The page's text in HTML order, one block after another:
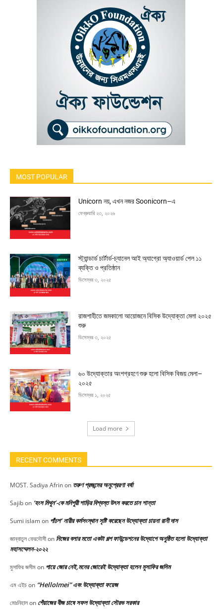
MOST POPULAR
Unicorn নয়, এখন নজর Soonicorn–এ
ফেব্রুয়ারি ২৩, ২০২৬
স্ট্যান্ডার্ড চার্টার্ড-চ্যানেল আই অ্যাগ্রো অ্যাওয়ার্ড পেল ১১
ব্যক্তি ও প্রতিষ্ঠান
ডিসেম্বর ৩, ২০২৫
রাজশাহীতে জমকালো আয়োজনে বিসিক উদ্যোক্তা মেলা ২০২৫
শুরু
ডিসেম্বর ৩, ২০২৫
৬০ উদ্যোক্তার অংশগ্রহণে শুরু হলো বিসিক বিজয় মেলা–
২০২৫
ডিসেম্বর ১, ২০২৫
Load more
RECENT COMMENTS
MOST. Sadiya Afrinon তরুণ প্রজন্মের অনুপ্রেরণা বর্ষা
Sajibon ‘হংস মিথুন’-কে মনিপুরী শাড়ির বিশ্বস্ত উৎস করতে চান শান্তা
Sumi islamon পাঁচশ’ নারীর কর্মসংস্থান সৃষ্টি করেছেন উদ্যোক্তা চায়না রানী দাস
জান্নাতুল ফেরদৌসীon নিজের বলার মতো একটা গল্প ফাউন্ডেশনের উদ্যোগে অনুষ্ঠিত হলো উদ্যোক্তা
মহাসম্মেলন-২০২২
মুসাফির জসীমon পায়ে জোর নেই,মনের জোরেই উদ্যোক্তা হলেন মুসাফির জসিম
এম এইচon “HelloImei” এবং উদ্যোক্তা ফয়েজ
মোঃনিহালon পেঁয়াজের বীজ চাষে সফল উদ্যোক্তা সৌরভ সরকার